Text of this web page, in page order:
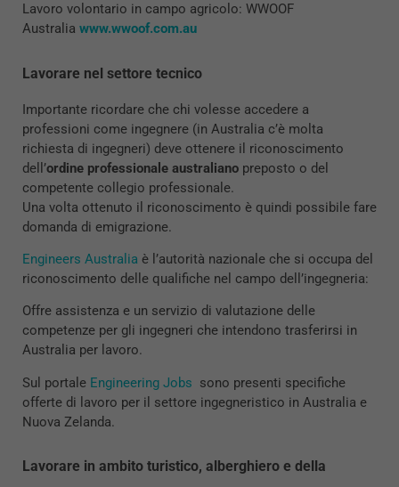
Lavoro volontario in campo agricolo: WWOOF
Australia www.wwoof.com.au
Lavorare nel settore tecnico
Importante ricordare che chi volesse accedere a
professioni come ingegnere (in Australia c’è molta
richiesta di ingegneri) deve ottenere il riconoscimento
dell’ordine professionale australiano preposto o del
competente collegio professionale.
Una volta ottenuto il riconoscimento è quindi possibile fare
domanda di emigrazione.
Engineers Australia è l’autorità nazionale che si occupa del
riconoscimento delle qualifiche nel campo dell’ingegneria:
Offre assistenza e un servizio di valutazione delle
competenze per gli ingegneri che intendono trasferirsi in
Australia per lavoro.
Sul portale Engineering Jobs sono presenti specifiche
offerte di lavoro per il settore ingegneristico in Australia e
Nuova Zelanda.
Lavorare in ambito turistico, alberghiero e della